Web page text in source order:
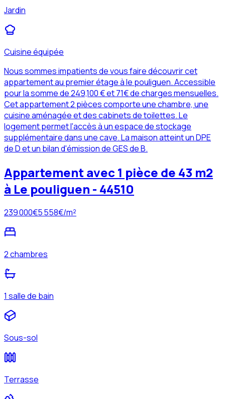
Jardin
Cuisine équipée
Nous sommes impatients de vous faire découvrir cet
appartement au premier étage à le pouliguen. Accessible
pour la somme de 249,100 € et 71€ de charges mensuelles.
Cet appartement 2 pièces comporte une chambre, une
cuisine aménagée et des cabinets de toilettes. Le
logement permet l'accès à un espace de stockage
supplémentaire dans une cave. La maison atteint un DPE
de D et un bilan d'émission de GES de B.
Appartement avec 1 pièce de 43 m2
à Le pouliguen - 44510
239 000€5 558€/m²
2 chambres
1 salle de bain
Sous-sol
Terrasse